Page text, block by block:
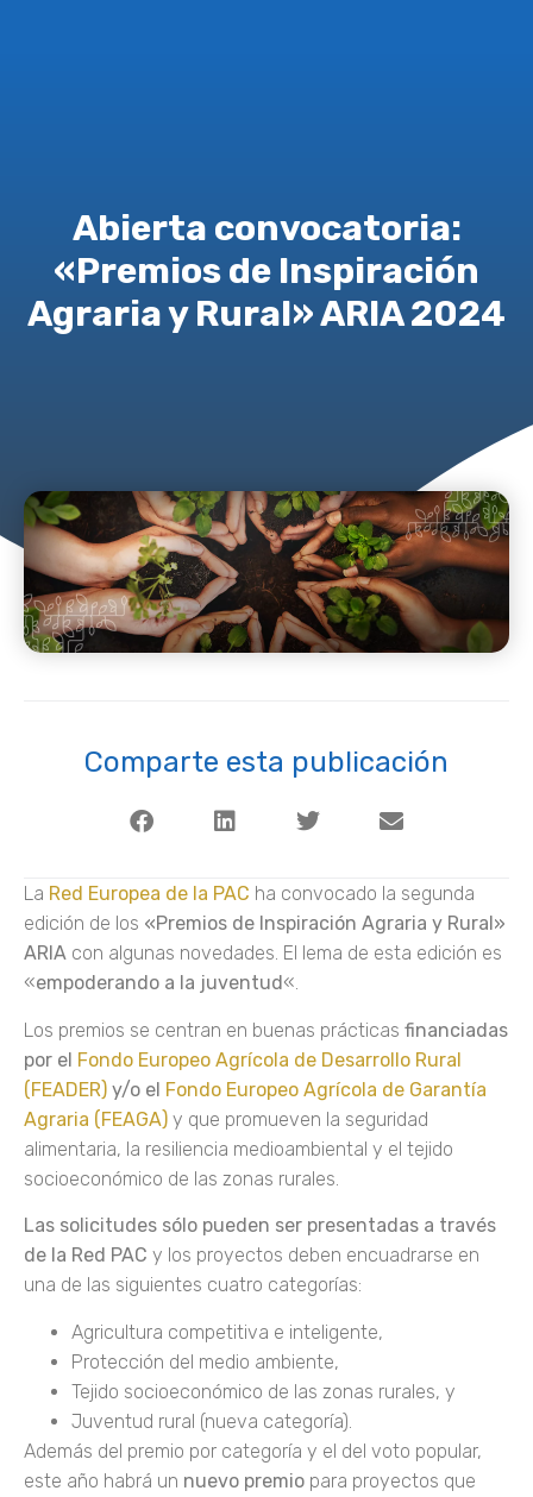
Abierta convocatoria:
«Premios de Inspiración
Agraria y Rural» ARIA 2024
Comparte esta publicación
La Red Europea de la PAC ha convocado la segunda
edición de los «Premios de Inspiración Agraria y Rural»
ARIA con algunas novedades. El lema de esta edición es
«empoderando a la juventud «.
Los premios se centran en buenas prácticas financiadas
por el Fondo Europeo Agrícola de Desarrollo Rural
(FEADER) y/o el Fondo Europeo Agrícola de Garantía
Agraria (FEAGA) y que promueven la seguridad
alimentaria, la resiliencia medioambiental y el tejido
socioeconómico de las zonas rurales.
Las solicitudes sólo pueden ser presentadas a través
de la Red PAC y los proyectos deben encuadrarse en
una de las siguientes cuatro categorías:
Agricultura competitiva e inteligente,
Protección del medio ambiente,
Tejido socioeconómico de las zonas rurales, y
Juventud rural (nueva categoría).
Además del premio por categoría y el del voto popular,
este año habrá un nuevo premio para proyectos que